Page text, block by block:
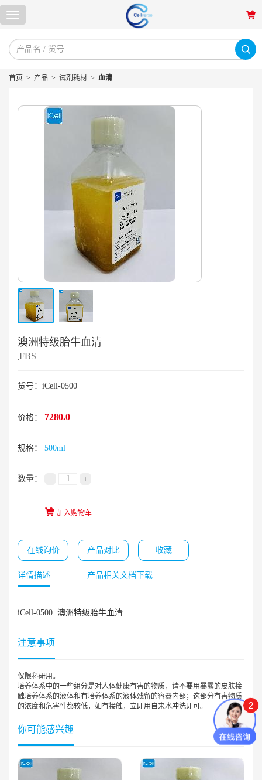
首页 > 产品 > 试剂耗材 > 血清
澳洲特级胎牛血清
,FBS
货号：iCell-0500
价格： 7280.0
规格： 500ml
数量： − +
加入购物车
在线询价 产品对比 收藏
详情描述 产品相关文档下载
iCell-0500 澳洲特级胎牛血清
注意事项
仅限科研用。
培养体系中的一些组分是对人体健康有害的物质，请不要用暴露的皮肤接
触培养体系的液体和有培养体系的液体残留的容器内部；这部分有害物质
的浓度和危害性都较低，如有接触，立即用自来水冲洗即可。
你可能感兴趣
2